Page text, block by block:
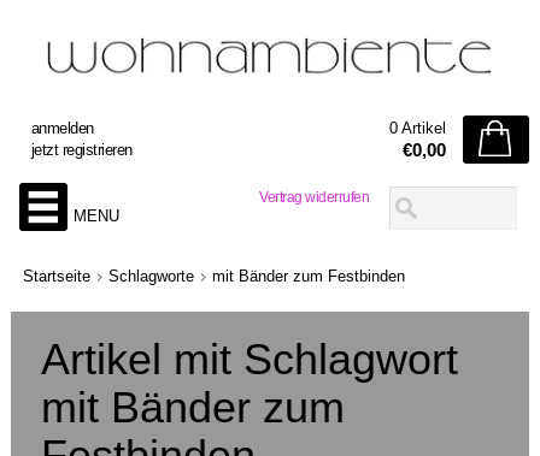
Vertrag widerrufen
anmelden
jetzt registrieren
0 Artikel
€0,00
MENU
Startseite Schlagworte mit Bänder zum Festbinden
Artikel mit Schlagwort
mit Bänder zum